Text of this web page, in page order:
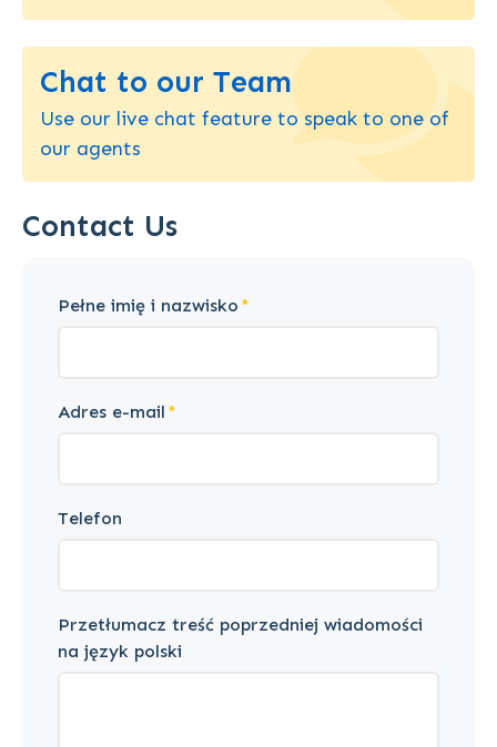
Chat to our Team
Use our live chat feature to speak to one of
our agents
Contact Us
Pełne imię i nazwisko
Adres e-mail
Telefon
Przetłumacz treść poprzedniej wiadomości
na język polski